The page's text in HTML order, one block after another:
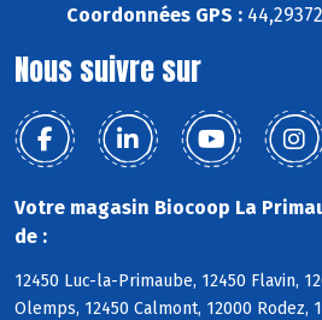
Coordonnées GPS :
Nous suivre sur
Votre magasin Biocoop La
de :
12450 Luc-la-Primaube, 12450 Flavin,
Olemps, 12450 Calmont, 12000 Rodez,